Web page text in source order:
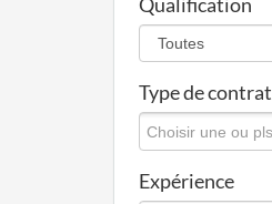
Qualification
Type de contrat
Expérience